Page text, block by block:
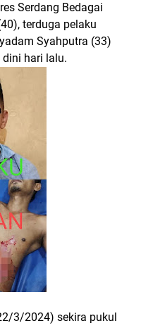
Serdang Bedagai
terduga pelaku
Syahputra (33)
hari lalu.
3/2024) sekira pukul